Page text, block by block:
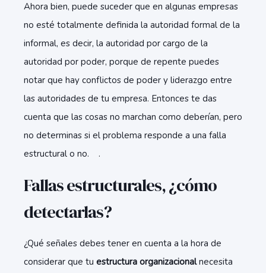
Ahora bien, puede suceder que en algunas empresas
no esté totalmente definida la autoridad formal de la
informal, es decir, la autoridad por cargo de la
autoridad por poder, porque de repente puedes
notar que hay conflictos de poder y liderazgo entre
las autoridades de tu empresa. Entonces te das
cuenta que las cosas no marchan como deberían, pero
no determinas si el problema responde a una falla
estructural o no. .
Fallas estructurales, ¿cómo
detectarlas?
¿Qué señales debes tener en cuenta a la hora de
considerar que tu estructura organizacionalnecesita